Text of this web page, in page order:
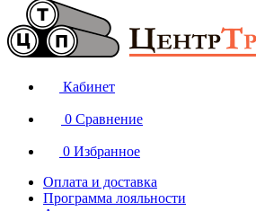
Кабинет
0 Сравнение
0 Избранное
Оплата и доставка
Программа лояльности